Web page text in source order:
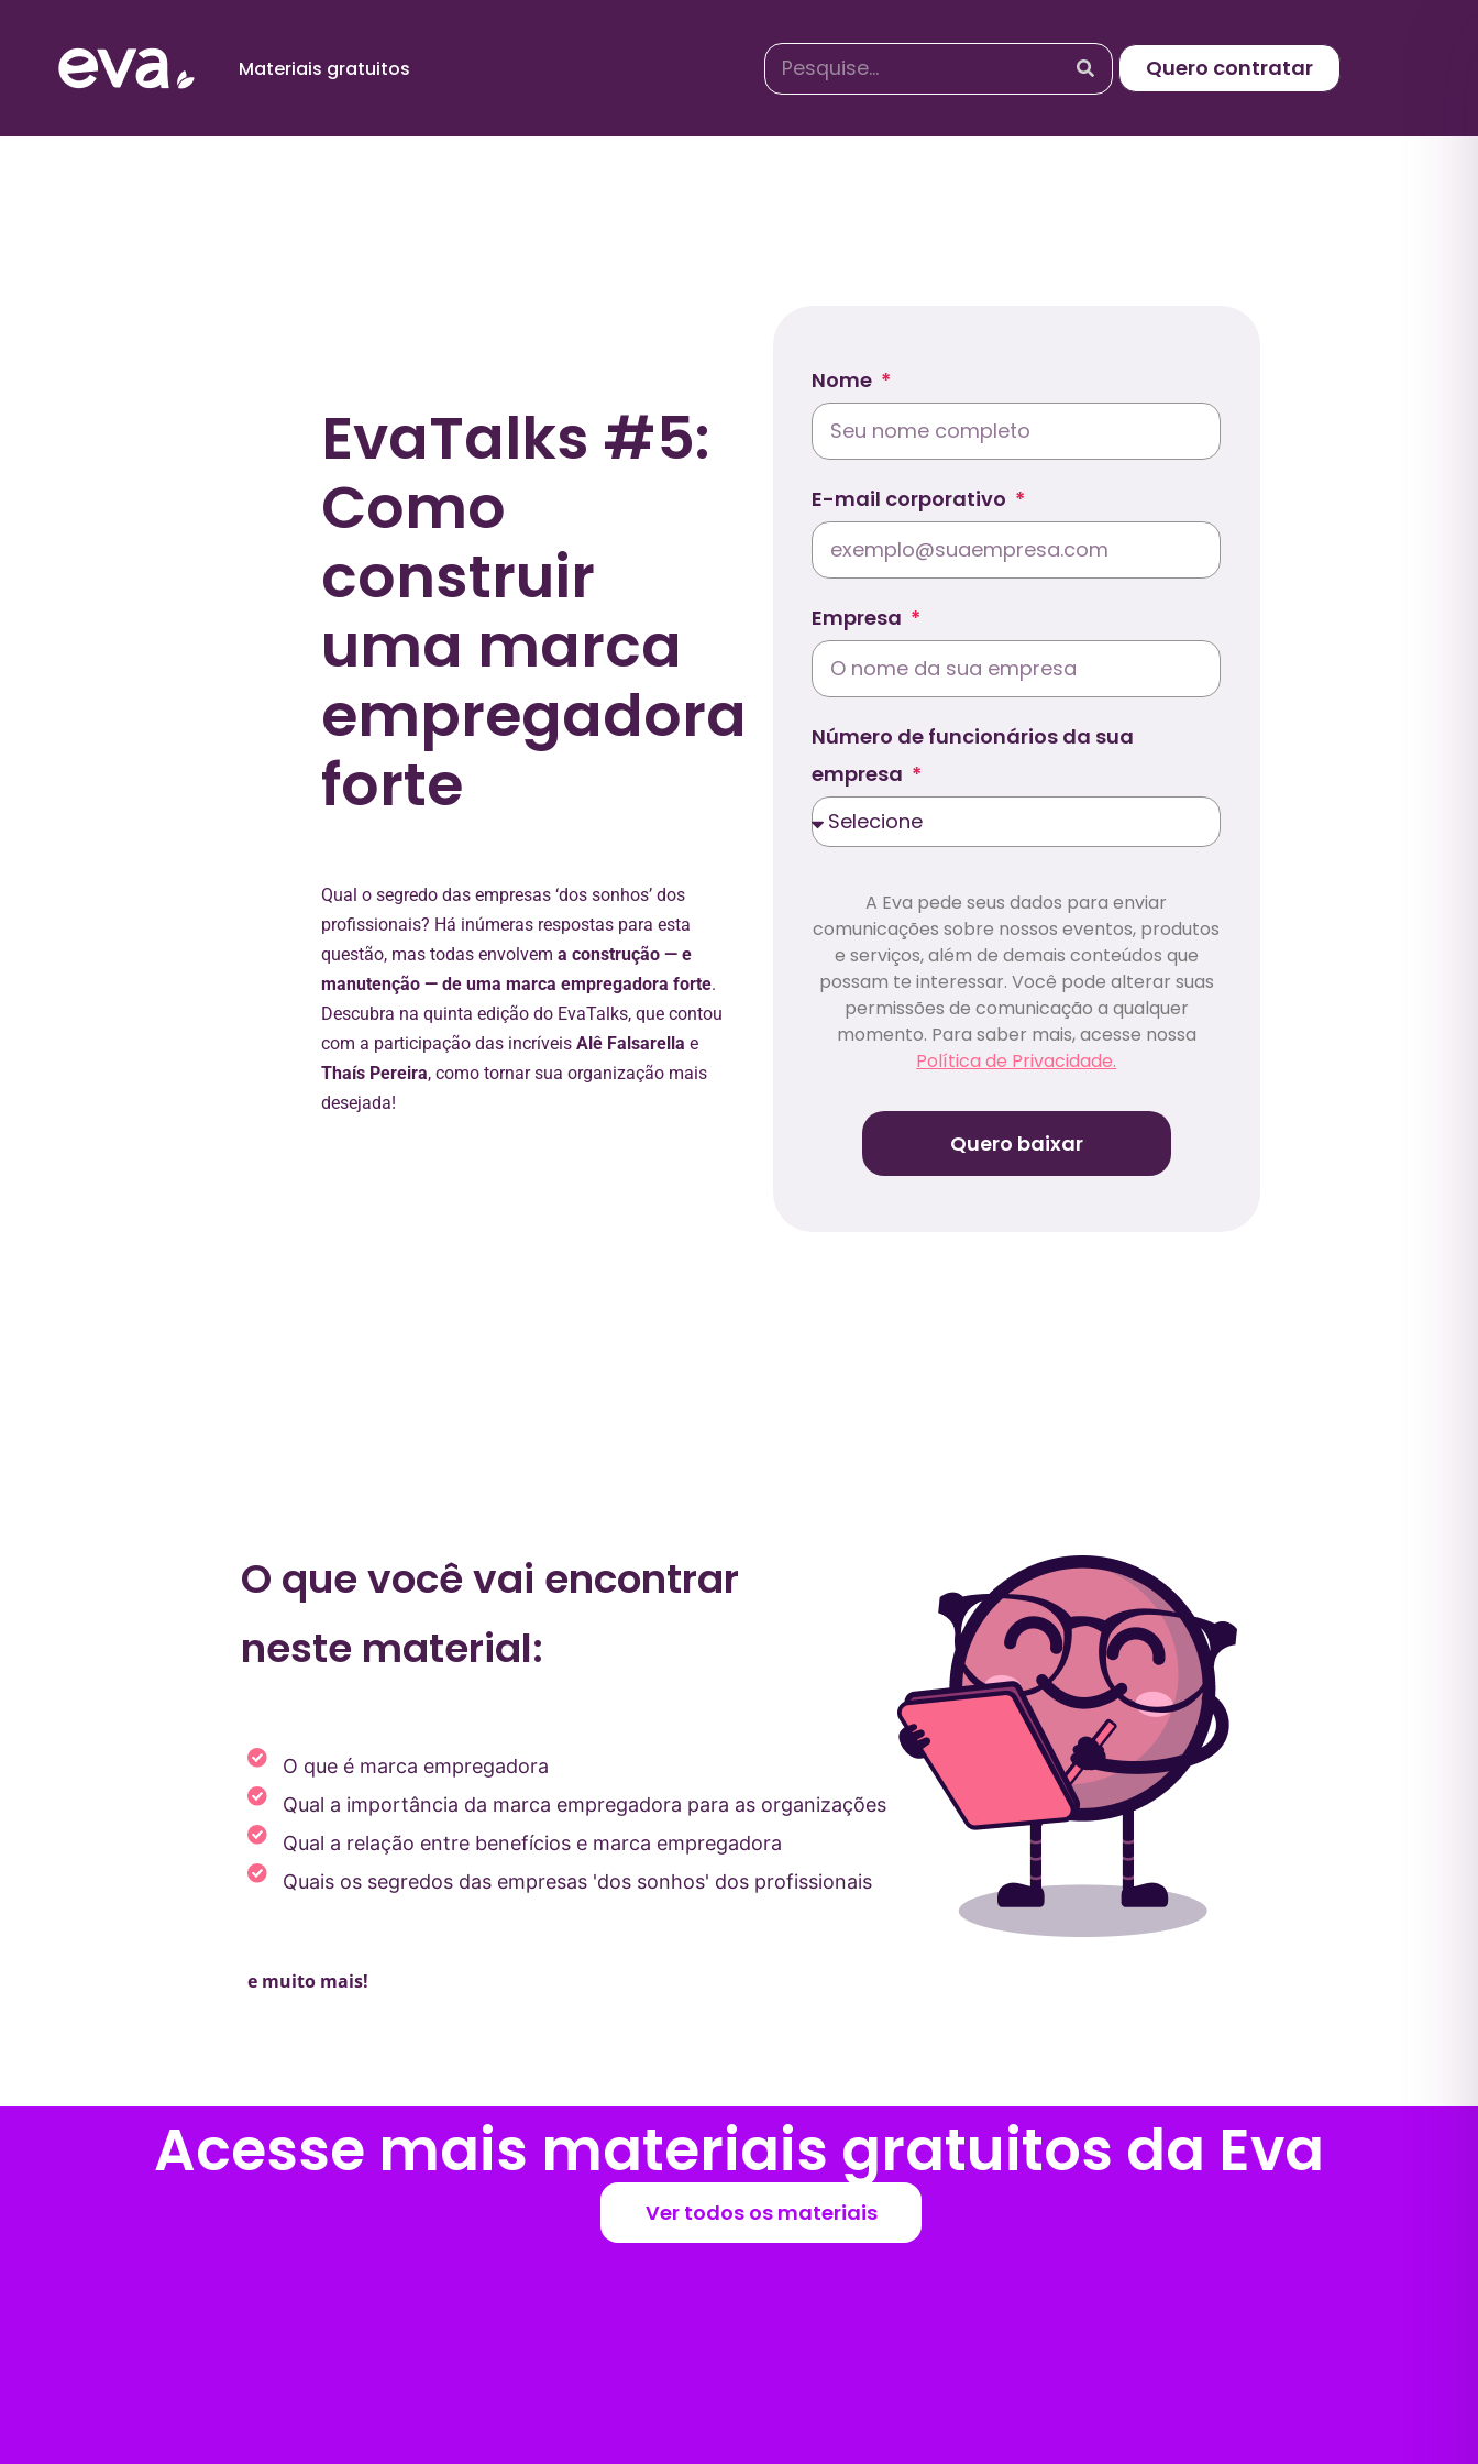
Materiais gratuitos Quero contratar
EvaTalks #5:
Como
construir
uma marca
empregadora
forte
Qual o segredo das empresas ‘dos sonhos’ dos
profissionais? Há inúmeras respostas para esta
questão, mas todas envolvema construção — e
manutenção — de uma marca empregadora forte.
Descubra na quinta edição do EvaTalks, que contou
com a participação das incríveisAlê Falsarella e
Thaís Pereira, como tornar sua organização mais
desejada!
Nome
E-mail corporativo
Empresa
Número de funcionários da sua
empresa
A Eva pede seus dados para enviar
comunicações sobre nossos eventos, produtos
e serviços, além de demais conteúdos que
possam te interessar. Você pode alterar suas
permissões de comunicação a qualquer
momento. Para saber mais, acesse nossa
Política de Privacidade.
Quero baixar
O que você vai encontrar
neste material:
O que é marca empregadora
Qual a importância da marca empregadora para as organizações
Qual a relação entre benefícios e marca empregadora
Quais os segredos das empresas 'dos sonhos' dos profissionais
e muito mais!
Acesse mais materiais gratuitos da Eva
Ver todos os materiais